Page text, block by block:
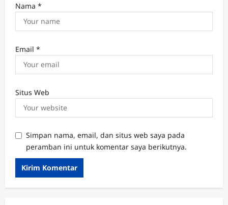
Nama *
Email *
Situs Web
Simpan nama, email, dan situs web saya pada
peramban ini untuk komentar saya berikutnya.